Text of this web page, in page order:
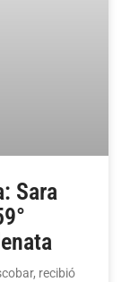
Sara
recibió